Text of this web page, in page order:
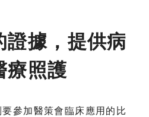
證據，提供病
療照護
參加醫策會臨床應用的比